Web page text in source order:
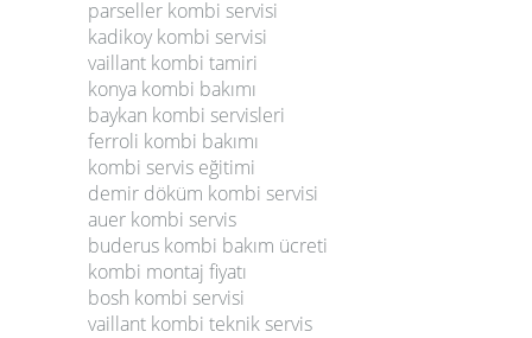
parseller kombi servisi
kadikoy kombi servisi
vaillant kombi tamiri
konya kombi bakımı
baykan kombi servisleri
ferroli kombi bakımı
kombi servis eğitimi
demir döküm kombi servisi
auer kombi servis
buderus kombi bakım ücreti
kombi montaj fiyatı
bosh kombi servisi
vaillant kombi teknik servis